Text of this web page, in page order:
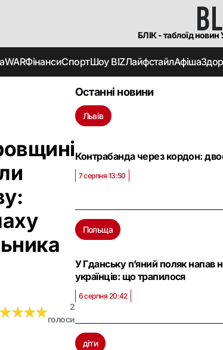
БЛІК - таблоїд новин
WARФінансиСпортШоу BIZЛайфстайлАфіша
★★★
★★★
2
голоси
Останні новини
Львів
Контрабанда через кордон:
7 серпня 13:50
Польща
У Гданську п’яний поляк
українців: що трапилося
6 серпня 20:42
діти